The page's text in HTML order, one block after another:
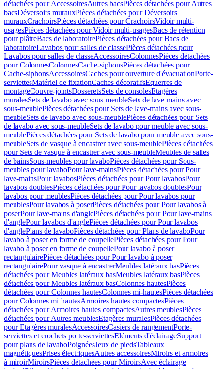
détachées pour AccessoiresAutres bacsPièces détachées pour Autres
bacsDéversoirs murauxPièces détachées pour Déversoirs
murauxCrachoirsPièces détachées pour CrachoirsVidoir multi-
usagesPièces détachées pour Vidoir multi-usagesBacs de rétention
pour plâtreBacs de laboratoirePièces détachées pour Bacs de
laboratoireLavabos pour salles de classePièces détachées pour
Lavabos pour salles de classeAccessoiresColonnesPièces détachées
pour ColonnesColonnesCache-siphonsPièces détachées pour
Cache-siphonsAccessoiresCaches pour ouverture d'évacuationPorte-
serviettesMatériel de fixationCaches décoratifsEquerres de
montageCouvre-jointsDosseretsSets de consolesEtagères
muralesSets de lavabo avec sous-meubleSets de lave-mains avec
sous-meublePièces détachées pour Sets de lave-mains avec sous-
meubleSets de lavabo avec sous-meublePièces détachées pour Sets
de lavabo avec sous-meubleSets de lavabo pour meuble avec sous-
meublePièces détachées pour Sets de lavabo pour meuble avec sous-
meubleSets de vasque à encastrer avec sous-meublePièces détachées
pour Sets de vasque à encastrer avec sous-meubleMeubles de salles
de bainsSous-meubles pour lavaboPièces détachées pour Sous-
meubles pour lavaboPour lave-mainsPièces détachées pour Pour
lave-mainsPour lavabosPièces détachées pour Pour lavabosPour
lavabos doublesPièces détachées pour Pour lavabos doublesPour
lavabos pour meublesPièces détachées pour Pour lavabos pour
meublesPour lavabos à poserPièces détachées pour Pour lavabos à
poserPour lave-mains d'anglePièces détachées pour Pour lave-mains
d'anglePour lavabos d'anglePièces détachées pour Pour lavabos
d'anglePlans de lavaboPièces détachées pour Plans de lavaboPour
lavabo à poser en forme de coupellePièces détachées pour Pour
lavabo à poser en forme de coupellePour lavabo à poser
rectangulairePièces détachées pour Pour lavabo à poser
rectangulairePour vasque à encastrerMeubles latéraux basPièces
détachées pour Meubles latéraux basMeubles latéraux basPièces
détachées pour Meubles latéraux basColonnes hautesPièces
détachées pour Colonnes hautesColonnes mi-hautesPièces détachées
pour Colonnes mi-hautesArmoires hautes compactesPièces
détachées pour Armoires hautes compactesAutres meublesPièces
détachées pour Autres meublesEtagères muralesPièces détachées
pour Etagères muralesAccessoiresCasiers de rangementPorte-
serviettes et crochets porte-serviettesEléments d'éclairageSupport
pour plans de lavaboPoignéesJeux de piedsTableaux
magnétiquesPrises électriquesAutres accessoiresMiroirs et armoires
à miroirMiroirsPièces détachées pour MiroirsAvec éclairage